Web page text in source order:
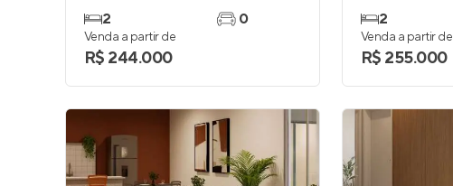
2
0
Venda a partir de
R$ 244.000
2
Venda a partir de
R$ 255.000